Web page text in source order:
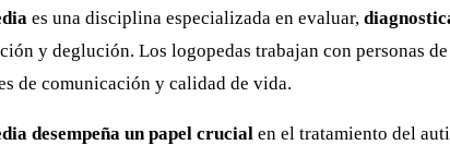
es una disciplina especializada en evaluar,
y deglución. Los logopedas trabajan con personas
de comunicación y calidad de vida.
desempeña un papel crucial en el tratamiento del